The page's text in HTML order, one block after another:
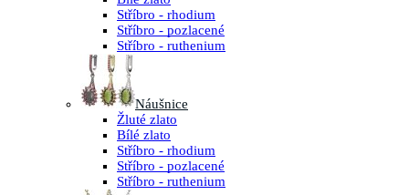
Stříbro - rhodium
Stříbro - pozlacené
Stříbro - ruthenium
Náušnice
Žluté zlato
Bílé zlato
Stříbro - rhodium
Stříbro - pozlacené
Stříbro - ruthenium